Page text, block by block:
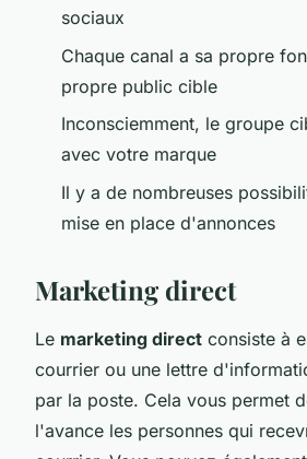
sociaux
Chaque canal a sa propre
propre public cible
Inconsciemment, le groupe
avec votre marque
Il y a de nombreuses
mise en place d'annonces
Marketing direct
Le marketing direct consiste à
courrier ou une lettre
par la poste. Cela vous permet
l'avance les personnes qui